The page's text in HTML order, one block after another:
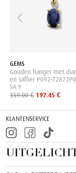
GEMS
Gouden hanger met
en saffier P092-
SA-Y
359.00 € 197.45 €
KLANTENSERVICE